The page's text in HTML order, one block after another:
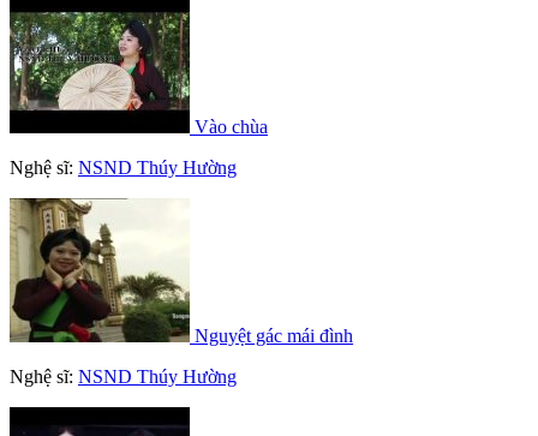
Vào chùa
Nghệ sĩ: NSND Thúy Hường
Nguyệt gác mái đình
Nghệ sĩ: NSND Thúy Hường